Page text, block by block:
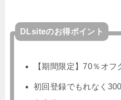
DLsiteのお得ポイント
【期間限定】70％オ
初回登録でもれなく